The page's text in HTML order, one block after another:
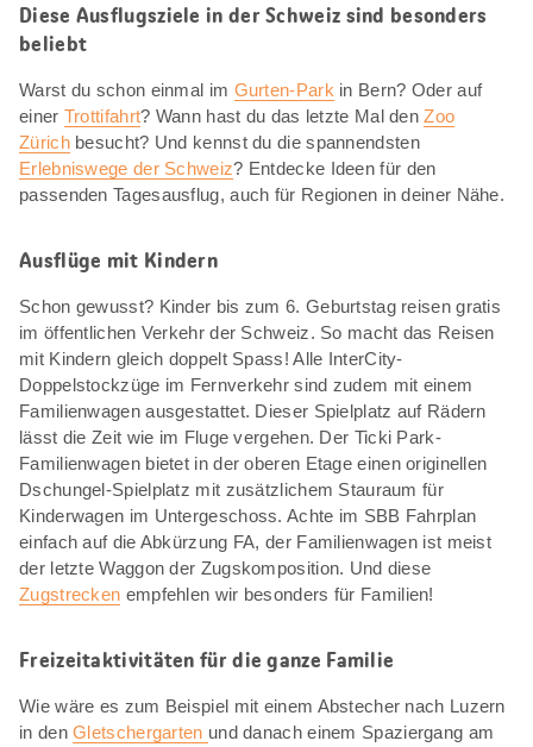
Diese Ausflugsziele in der Schweiz sind besonders
beliebt
Warst du schon einmal im Gurten-Park in Bern? Oder auf
einer Trottifahrt? Wann hast du das letzte Mal denZoo
Zürichbesucht? Und kennst du die spannendsten
Erlebniswege der Schweiz? Entdecke Ideen für den
passenden Tagesausflug, auch für Regionen in deiner Nähe.
Ausflüge mit Kindern
Schon gewusst? Kinder bis zum 6. Geburtstag reisen gratis
im öffentlichen Verkehr der Schweiz. So macht das Reisen
mit Kindern gleich doppelt Spass! Alle InterCity-
Doppelstockzüge im Fernverkehr sind zudem mit einem
Familienwagen ausgestattet. Dieser Spielplatz auf Rädern
lässt die Zeit wie im Fluge vergehen. Der Ticki Park-
Familienwagen bietet in der oberen Etage einen originellen
Dschungel-Spielplatz mit zusätzlichem Stauraum für
Kinderwagen im Untergeschoss. Achte im SBB Fahrplan
einfach auf die Abkürzung FA, der Familienwagen ist meist
der letzte Waggon der Zugskomposition. Und diese
Zugstrecken empfehlen wir besonders für Familien!
Freizeitaktivitäten für die ganze Familie
Wie wäre es zum Beispiel mit einem Abstecher nach Luzern
in denGletschergarten und danach einem Spaziergang am